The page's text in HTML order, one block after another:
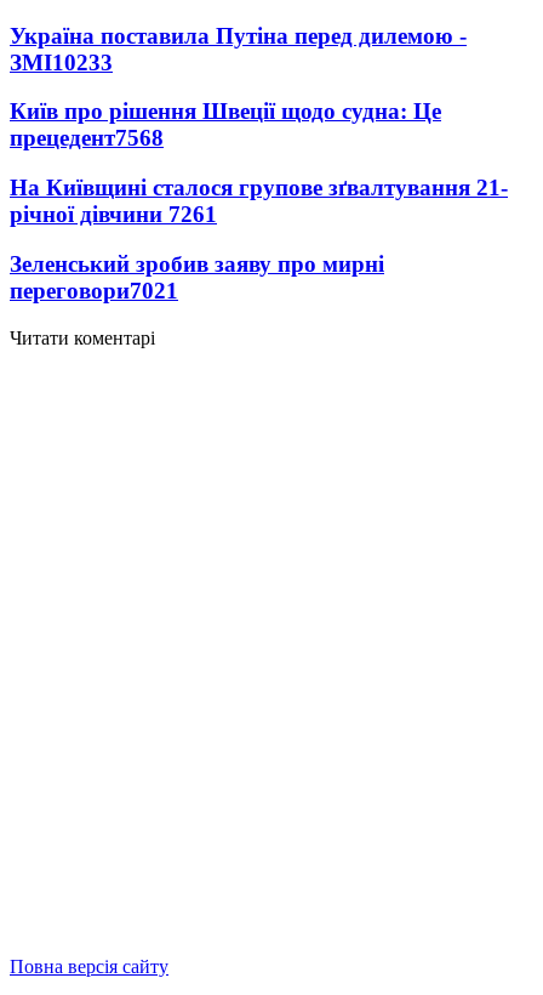
Україна поставила Путіна перед дилемою -
ЗМІ10233
Київ про рішення Швеції щодо судна: Це
прецедент7568
На Київщині сталося групове зґвалтування 21-
річної дівчини 7261
Зеленський зробив заяву про мирні
переговори7021
Читати коментарі
Повна версія сайту